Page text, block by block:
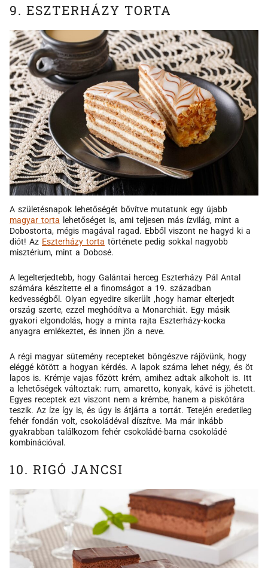
9. ESZTERHÁZY TORTA
A születésnapok lehetőségét bővítve mutatunk egy újabb
magyar torta lehetőséget is, ami teljesen más ízvilág, mint a
Dobostorta, mégis magával ragad. Ebből viszont ne hagyd ki a
diót! Az Eszterházy torta története pedig sokkal nagyobb
misztérium, mint a Dobosé.
A legelterjedtebb, hogy Galántai herceg Eszterházy Pál Antal
számára készítette el a finomságot a 19. században
kedvességből. Olyan egyedire sikerült ,hogy hamar elterjedt
ország szerte, ezzel meghódítva a Monarchiát. Egy másik
gyakori elgondolás, hogy a minta rajta Eszterházy-kocka
anyagra emlékeztet, és innen jön a neve.
A régi magyar sütemény recepteket böngészve rájövünk, hogy
eléggé kötött a hogyan kérdés. A lapok száma lehet négy, és öt
lapos is. Krémje vajas főzött krém, amihez adtak alkoholt is. Itt
a lehetőségek változtak: rum, amaretto, konyak, kávé is jöhetett.
Egyes receptek ezt viszont nem a krémbe, hanem a piskótára
teszik. Az íze így is, és úgy is átjárta a tortát. Tetején eredetileg
fehér fondán volt, csokoládéval díszítve. Ma már inkább
gyakrabban találkozom fehér csokoládé-barna csokoládé
kombinációval.
10. RIGÓ JANCSI